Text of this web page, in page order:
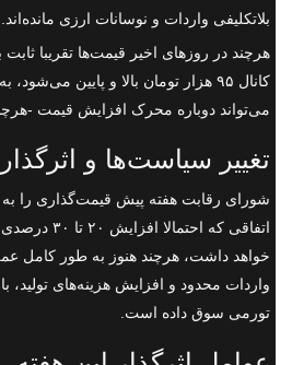
بلاتکلیفی واردات و نوسانات ارزی مانده‌اند.
هرچند در روزهای اخیر قیمت‌ها تقریبا ثابت
کانال ۹۵ هزار تومان بالا و پایین
می‌تواند دوباره محرک افزایش قیمت -
تغییر سیاست‌ها و
شورای رقابت هفته پیش قیمت‌گذاری را به
اتفاقی که احتمالا
خواهد داشت، هرچند هنوز به طور کامل
واردات محدود و افزایش هزینه‌های تولید،
تورمی سوق داده است.